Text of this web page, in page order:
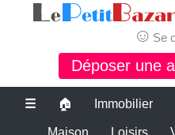
☺ Se
Déposer une
☰ 🏠 Immobilier
Maison Loisirs